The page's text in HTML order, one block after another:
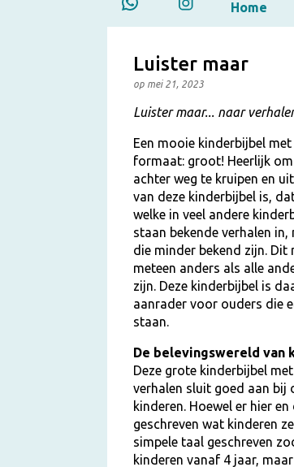
Home
Luister maar
op mei 21, 2023
Luister maar... naar
Een mooie kinderbijbel
formaat: groot! Heerlijk
achter weg te kruipen en
van deze kinderbijbel is,
welke in veel andere
staan bekende verhalen
die minder bekend zijn.
meteen anders als alle
zijn. Deze kinderbijbel is
aanrader voor ouders die
staan.
De belevingswereld van
Deze grote kinderbijbel
verhalen sluit goed aan bij
kinderen. Hoewel er hier
geschreven wat kinderen
simpele taal geschreven
kinderen vanaf 4 jaar,